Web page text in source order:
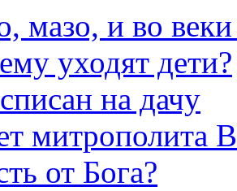
мазо, и во веки
уходят дети?
на дачу
митрополита
от Бога?